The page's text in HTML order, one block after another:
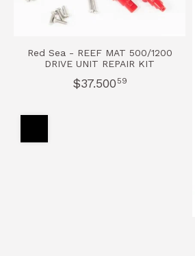
Red Sea - REEF MAT 500/1200
DRIVE UNIT REPAIR KIT
$37.500 59